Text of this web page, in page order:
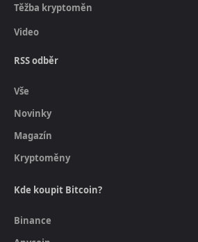
Těžba kryptoměn
Video
RSS odběr
Vše
Novinky
Magazín
Kryptoměny
Kde koupit Bitcoin?
Binance